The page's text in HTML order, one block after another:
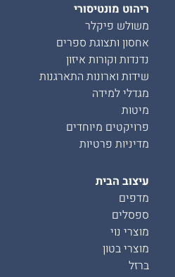
ריהוט מונטיסורי
משולש פיקלר
אחסון ותצוגת ספרים
נדנדות וקורות איזון
שידות וארונות התארגנות
מגדלי למידה
מיטות
פרויקטים מיוחדים
מדיניות פרטיות
עיצוב הבית
מדפים
ספסלים
מוצרי נוי
מוצרי בטון
ברזל